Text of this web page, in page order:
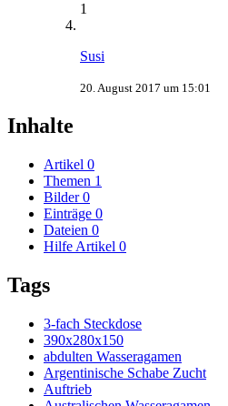
1
Susi
20. August 2017 um 15:01
Inhalte
Artikel 0
Themen 1
Bilder 0
Einträge 0
Dateien 0
Hilfe Artikel 0
Tags
3-fach Steckdose
390x280x150
abdulten Wasseragamen
Argentinische Schabe Zucht
Auftrieb